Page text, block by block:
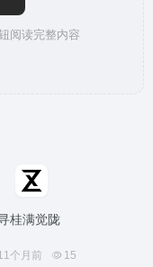
阅读完整内容
桂满觉陇
个月前 15